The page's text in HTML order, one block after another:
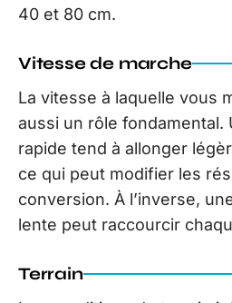
40 et 80 cm.
Vitesse de marche
La vitesse à laquelle vous
aussi un rôle fondamental.
rapide tend à allonger
ce qui peut modifier les
conversion. À l’inverse,
lente peut raccourcir
Terrain